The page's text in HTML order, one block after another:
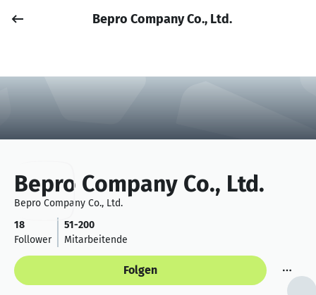
Anmelden
Bepro Company Co., Ltd.
Bepro Company Co., Ltd.
Bepro Company Co., Ltd.
18
Follower
51-200
Mitarbeitende
Folgen